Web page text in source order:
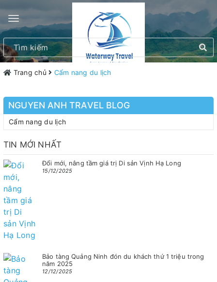
Trang chủ Cẩm nang du lịch
NGUYEN ANH TRAVEL BLOG
Cẩm nang du lịch
TIN MỚI NHẤT
Đổi mới, nâng tầm giá trị Di sản Vịnh Hạ Long
15/12/2025
Bảo tàng Quảng Ninh đón du khách thứ 1 triệu trong
năm 2025
12/12/2025